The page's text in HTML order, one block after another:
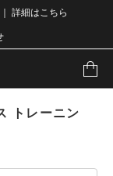
詳細はこちら
トレーニン